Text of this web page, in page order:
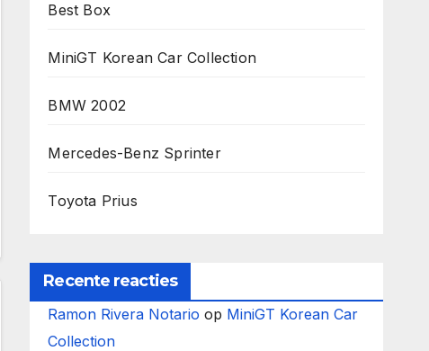
Best Box
MiniGT Korean Car Collection
BMW 2002
Mercedes-Benz Sprinter
Toyota Prius
Recente reacties
Ramon Rivera Notario op MiniGT Korean Car
Collection